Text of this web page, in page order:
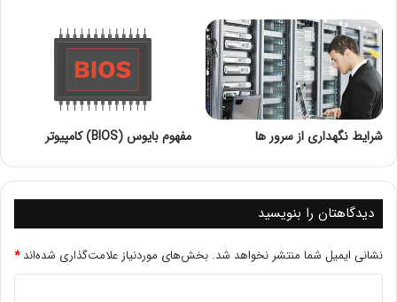
همانطور که پیش تر به آن اشاره کردیم ، تولید کردن و هم چنین
ارسال سیگنال های مناسب بر روی شبکه از مهم ترین وظیفه
های کارت شبکه به شمار می رود و اگر هر شبکه سیگنال هایی را
نیز موجود داشته باشد ، یک کارت شبکه موظف است تا آن ها را
نیز دریافت کند .
در کل می توان این گونه بیان کرد که تمامی ورود و خروج داده
ها به کمک همین قطعه صورت می پذیرد و کنترل دست یابی به
رسانه نیز توسط این کارت پیاده سازی می شود .
کارت شبکه سرور چیست
شرایط نگهداری از سرور ها مفهوم بایوس (BIOS) کامپیوتر
دیدگاهتان را بنویسید
نشانی ایمیل شما منتشر نخواهد شد. بخش‌های موردنیاز علامت‌گذاری شده‌اند*